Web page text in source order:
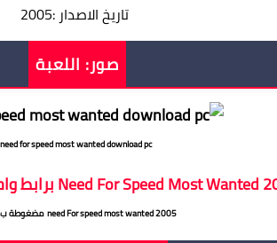
تاريخ الاصدار :2005
صور: اللعبة
need for speed most wanted download pc